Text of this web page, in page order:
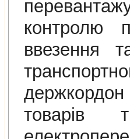
контролю
ввезення
товарiв